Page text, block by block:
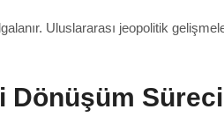
Uluslararası jeopolitik
Dönüşüm Süreci